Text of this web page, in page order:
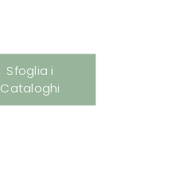
Sfoglia i
Cataloghi